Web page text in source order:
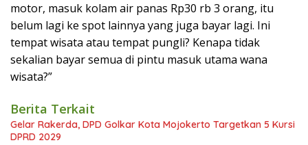
motor, masuk kolam air panas Rp30 rb 3 orang, itu
belum lagi ke spot lainnya yang juga bayar lagi. Ini
tempat wisata atau tempat pungli? Kenapa tidak
sekalian bayar semua di pintu masuk utama wana
wisata?”
Berita Terkait
Gelar Rakerda, DPD Golkar Kota Mojokerto Targetkan 5 Kursi
DPRD 2029